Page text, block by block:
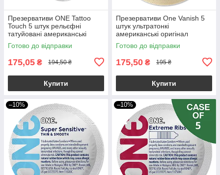
Презервативи ONE Tattoo
Touch 5 штук рельєфні
татуйовані американські
оригінал (упаковка пакет)
Готово до відправки
175,05 ₴ 194,50 ₴
Купити
Презервативи One Vanish 5
штук ультратонкі
американські оригінал
Готово до відправки
175,50 ₴ 195 ₴
Купити
–10% –10%